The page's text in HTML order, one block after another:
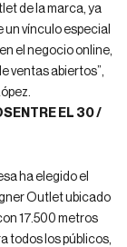
de la marca, ya
un vínculo especial
el negocio online,
ventas abiertos”,
EL 30 /
ha elegido el
Outlet ubicado
17.500 metros
todos los públicos,